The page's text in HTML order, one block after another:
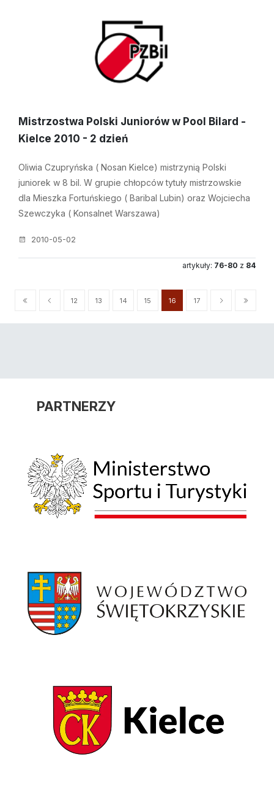
Mistrzostwa Polski Juniorów w Pool Bilard -
Kielce 2010 - 2 dzień
Oliwia Czupryńska ( Nosan Kielce) mistrzynią Polski
juniorek w 8 bil. W grupie chłopców tytuły mistrzowskie
dla Mieszka Fortuńskiego ( Baribal Lubin) oraz Wojciecha
Szewczyka ( Konsalnet Warszawa)
2010-05-02
artykuły: 76-80 z 84
12 13 14 15 16 17
PARTNERZY